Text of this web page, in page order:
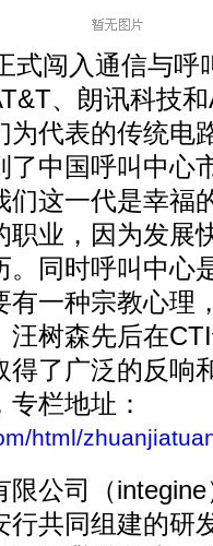
闯入通信与呼
、朗讯科技
为代表的传统电
了中国呼叫中心
们这一代是幸福
职业，因为发展
。同时呼叫中心
有一种宗教心理
汪树森先后在
得了广泛的反响
栏地址：
html/
公司（integine
行共同组建的研